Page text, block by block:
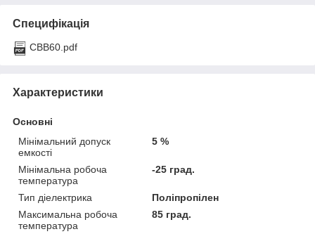
Специфікація
CBB60.pdf
Характеристики
Основні
Мінімальний допуск
емкості
5 %
Мінімальна робоча
температура
-25 град.
Тип діелектрика
Поліпропілен
Максимальна робоча
температура
85 град.